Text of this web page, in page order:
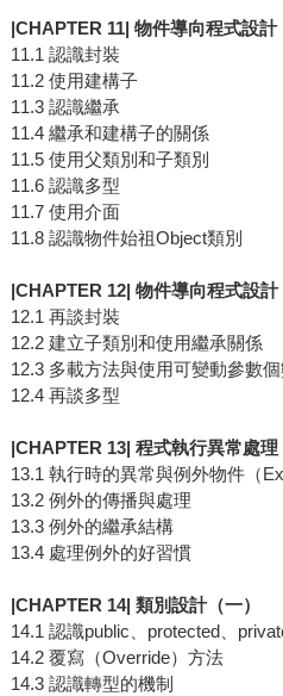
|CHAPTER 11| 物件導向程式設計
11.1 認識封裝
11.2 使用建構子
11.3 認識繼承
11.4 繼承和建構子的關係
11.5 使用父類別和子類別
11.6 認識多型
11.7 使用介面
11.8 認識物件始祖Object類別
|CHAPTER 12| 物件導向程式設計
12.1 再談封裝
12.2 建立子類別和使用繼承關係
12.3 多載方法與使用可變動參數
12.4 再談多型
|CHAPTER 13| 程式執行異常處理
13.1 執行時的異常與例外物件（
13.2 例外的傳播與處理
13.3 例外的繼承結構
13.4 處理例外的好習慣
|CHAPTER 14| 類別設計（一）
14.1 認識public、protected、
14.2 覆寫（Override）方法
14.3 認識轉型的機制